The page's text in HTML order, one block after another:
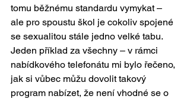
tomu běžnému standardu vymykat –
ale pro spoustu škol je cokoliv spojené
se sexualitou stále jedno velké tabu.
Jeden příklad za všechny – v rámci
nabídkového telefonátu mi bylo řečeno,
jak si vůbec můžu dovolit takový
program nabízet, že není vhodné se o